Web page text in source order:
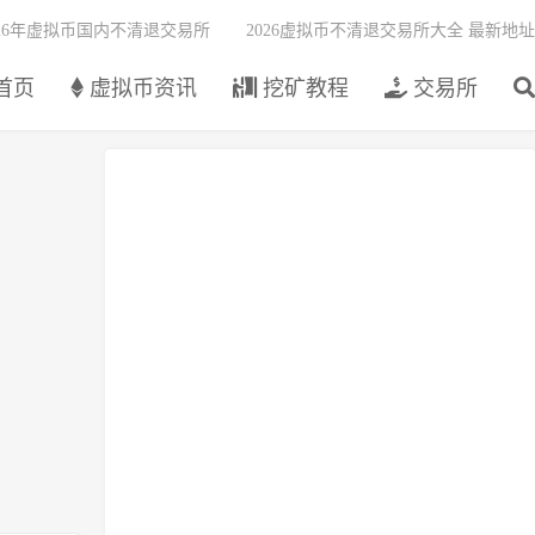
页 虚拟币资讯 挖矿教程 交易所
年虚拟币国内不清退交易所 2026虚拟币不清退交易所大全 最新地址